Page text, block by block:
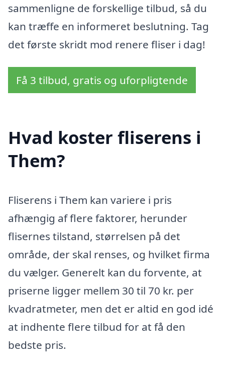
sammenligne de forskellige tilbud, så du
kan træffe en informeret beslutning. Tag
det første skridt mod renere fliser i dag!
Få 3 tilbud, gratis og uforpligtende
Hvad koster fliserens i
Them?
Fliserens i Them kan variere i pris
afhængig af flere faktorer, herunder
flisernes tilstand, størrelsen på det
område, der skal renses, og hvilket firma
du vælger. Generelt kan du forvente, at
priserne ligger mellem 30 til 70 kr. per
kvadratmeter, men det er altid en god idé
at indhente flere tilbud for at få den
bedste pris.